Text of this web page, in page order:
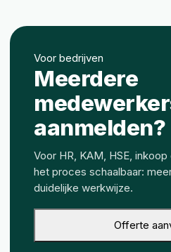
Voor bedrijven
Meerdere
aanmelden?
Voor HR, KAM, HSE,
het proces schaalbaar:
duidelijke werkwijze.
Offerte